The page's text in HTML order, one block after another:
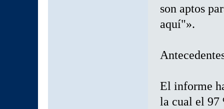
son aptos
aquí"».
El informe
la cual el 97